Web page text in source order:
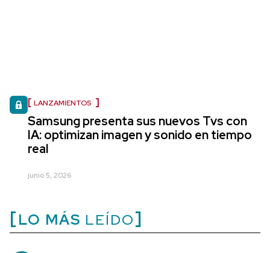
LANZAMIENTOS
Samsung presenta sus nuevos Tvs con
IA: optimizan imagen y sonido en tiempo
real
junio 5, 2026
LO MÁS LEÍDO